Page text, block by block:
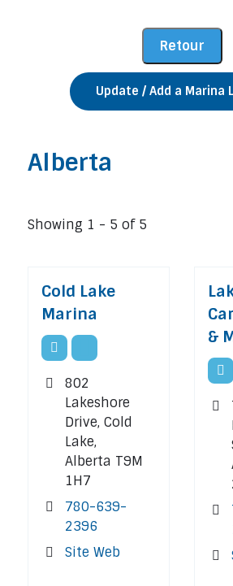
Update / Add a Marina
Alberta
Showing 1 - 5 of 5
Cold Lake
Marina
802
Lakeshore
Drive, Cold
Lake,
Alberta T9M
1H7
780-639-
2396
Site Web
&